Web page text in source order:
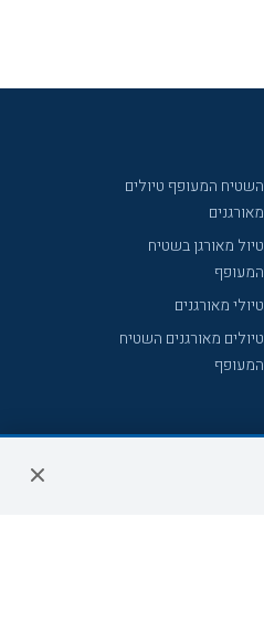
השטיח המעופף טיולים
מאורגנים
טיול מאורגן בשטיח
המעופף
טיולי מאורגנים
טיולים מאורגנים השטיח
המעופף